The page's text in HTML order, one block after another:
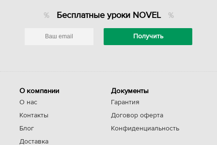
Бесплатные уроки NOVEL
О компании
О нас
Контакты
Блог
Доставка
Документы
Гарантия
Договор оферта
Конфиденциальность